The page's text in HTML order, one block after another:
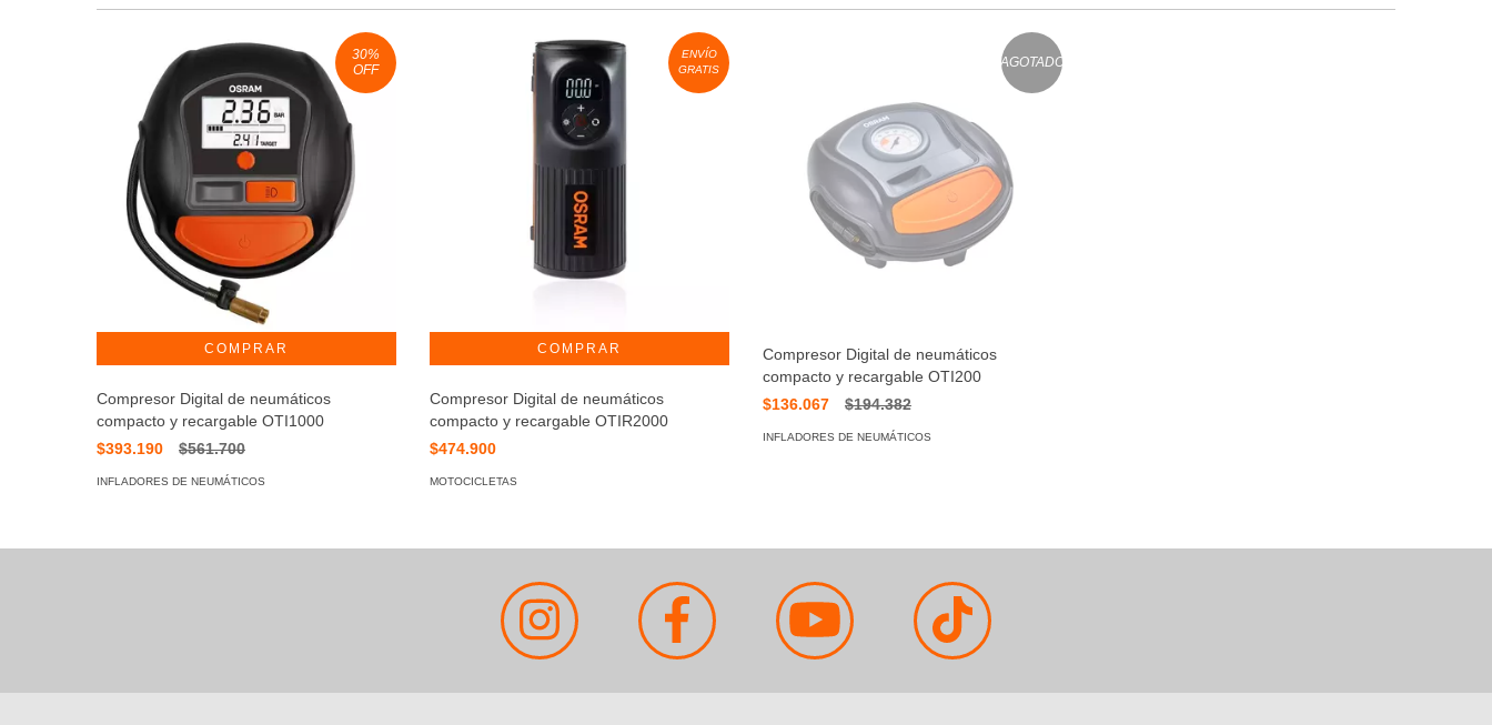
30%
OFF
Compresor Digital de neumáticos
compacto y recargable OTI1000
$393.190
$561.700
INFLADORES DE NEUMÁTICOS
ENVÍO
GRATIS
Compresor Digital de neumáticos
compacto y recargable OTIR2000
$474.900
MOTOCICLETAS
AGOTADO
Compresor Digital de neumáticos
compacto y recargable OTI200
$136.067
$194.382
INFLADORES DE NEUMÁTICOS